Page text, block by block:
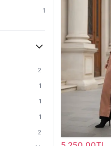
20
1
2
1
1
1
2